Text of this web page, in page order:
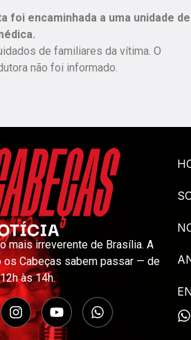
foi encaminhada a uma unidade de
de familiares da vítima. O
não foi informado.
mais irreverente de Brasília. A
Cabeças sabem passar — de
às 14h.